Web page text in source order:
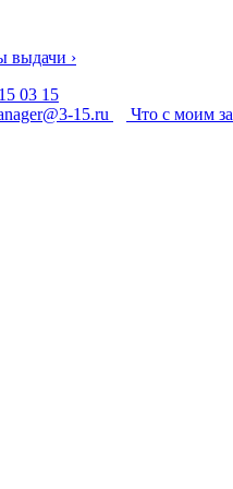
выдачи ›
03 15
15.ru
Что с моим